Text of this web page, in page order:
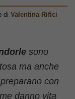
di Valentina Rifici
sono
ma anche
con
danno vita